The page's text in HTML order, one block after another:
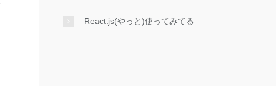
React.js(やっと)使ってみてる